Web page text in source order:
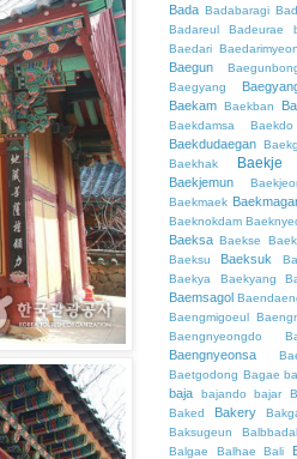
Bada Badabaragi
Badareul
Badeurae
Baedari
Baegun
Baegyang
Baekam Baekban
Baekdamsa Baekdo
Baekdudaegan
Baekhak
Baekje
Baekjemun
Baekmaek
Baeknokdam
Baeksa Baekse
Baeksu
Baeksuk
Baekya
Baekyang
Baemsagol
Baengmigoeul
Baengnyeongdo
Baengnyeonsa
Baetgodong Bagae
baja
bajando bajar
Baked
Bakery
Baksugeun
Balgae
Balhae Bali